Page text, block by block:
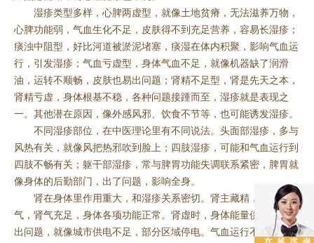
湿疹类型多样，心脾两虚型，就像土地贫瘠，无法滋养万物，
心脾功能弱，气血生化不足，皮肤得不到充足营养，容易长湿疹；
痰浊中阻型，好比河道被淤泥堵塞，痰湿在体内积聚，影响气血运
行，引发湿疹；气血亏虚型，身体气血不足，就像机器缺了润滑
油，运转不顺畅，皮肤也易出问题；肾精不足型，肾是先天之本，
肾精亏虚，身体根基不稳，各种问题接踵而至，湿疹就是表现之
一。其他潜在原因，像外感风邪、饮食不节等，也可能诱发湿疹。
不同湿疹部位，在中医理论里有不同说法。头面部湿疹，多与
风热有关，就像风把热邪吹到脸上；四肢湿疹，可能和气血运行到
四肢不畅有关；躯干部湿疹，常与脾胃功能失调联系紧密，脾胃就
像身体的后勤部门，出了问题，影响全身。
肾在身体里作用重大，和湿疹关系密切。肾主藏精，精能化
气，肾气充足，身体各项功能正常。肾虚时，身体能量供应和分配
出问题，就像城市供电不足，部分区域停电。气血运行不畅，湿邪